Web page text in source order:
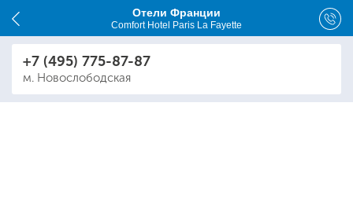
Отели Франции
Comfort Hotel Paris La Fayette
+7 (495) 775-87-87
м. Новослободская